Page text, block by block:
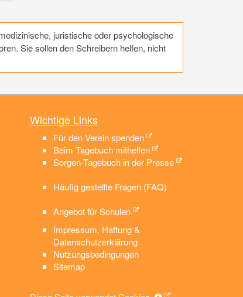
juristische oder psychologische
Sie sollen den Schreibern helfen, nicht
Wichtige Links
Für den Verein spenden
Beim Tagebuch mithelfen
Sorgen-Tagebuch in der Presse
Häufig gestellte Fragen (FAQ)
Angebot für Schulen
Impressum, Haftung &
Datenschutzerklärung
Nutzungsbedingungen
Sitemap